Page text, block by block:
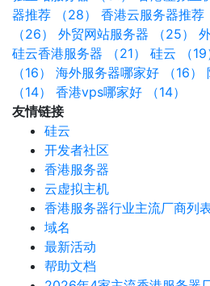
器推荐 （28）
香港云服务器推荐
（26）
外贸网站服务器 （25）
硅云香港服务器 （21）
硅云 （19
（16）
海外服务器哪家好 （16）
（14）
香港vps哪家好 （14）
友情链接
硅云
开发者社区
香港服务器
云虚拟主机
香港服务器行业主流厂商列
域名
最新活动
帮助文档